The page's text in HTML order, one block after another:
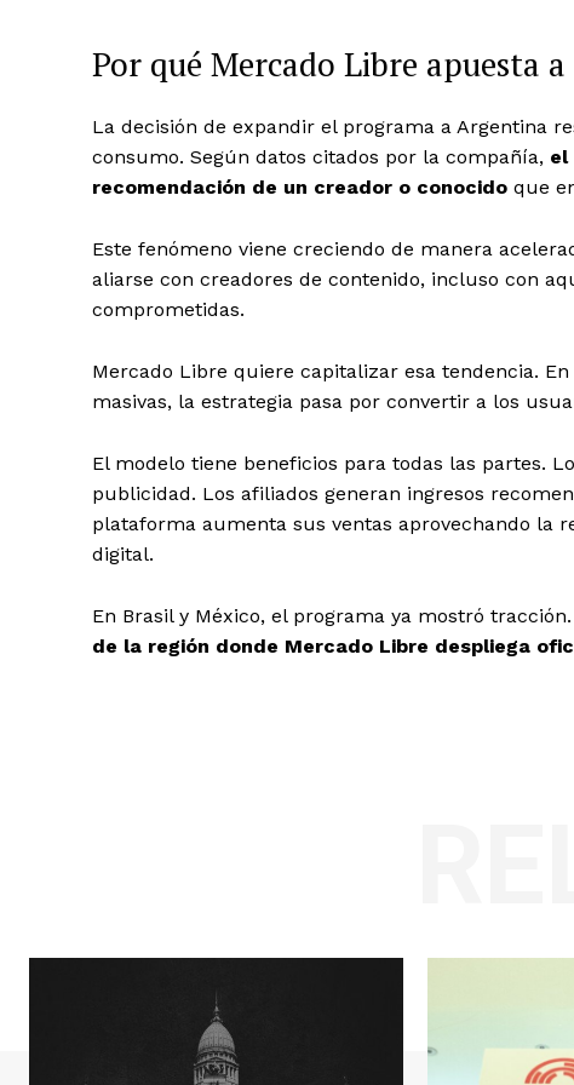
Por qué Mercado Libre apuesta
La decisión de expandir el programa a Argentina
consumo. Según datos citados por la compañía, el
recomendación de un creador o conocido que
Este fenómeno viene creciendo de manera
aliarse con creadores de contenido, incluso con
comprometidas.
Mercado Libre quiere capitalizar esa tendencia.
masivas, la estrategia pasa por convertir a los
El modelo tiene beneficios para todas las partes.
publicidad. Los afiliados generan ingresos
plataforma aumenta sus ventas aprovechando la
digital.
En Brasil y México, el programa ya mostró
de la región donde Mercado Libre despliega